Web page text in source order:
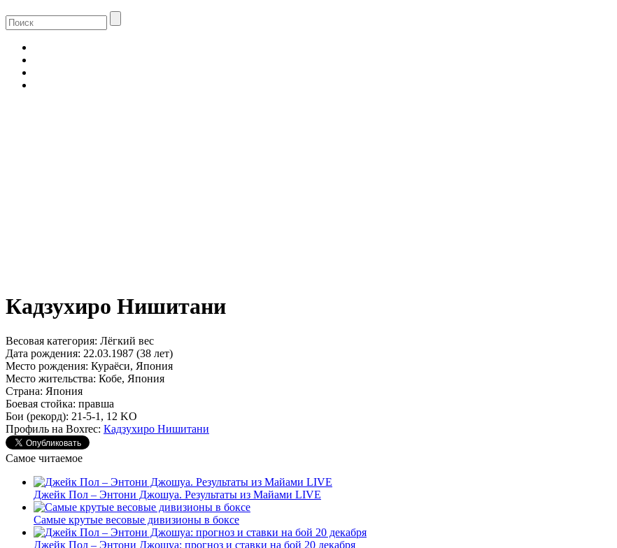
Кадзухиро Нишитани
Весовая категория: Лёгкий вес
Дата рождения: 22.03.1987 (38 лет)
Место рождения: Кураёси, Япония
Место жительства: Кобе, Япония
Страна: Япония
Боевая стойка: правша
Бои (рекорд): 21-5-1, 12 KO
Профиль на Boxrec: Кадзухиро Нишитани
Самое читаемое
Джейк Пол – Энтони Джошуа. Результаты из Майами LIVE
Самые крутые весовые дивизионы в боксе
Джейк Пол – Энтони Джошуа: прогноз и ставки на бой 20 декабря